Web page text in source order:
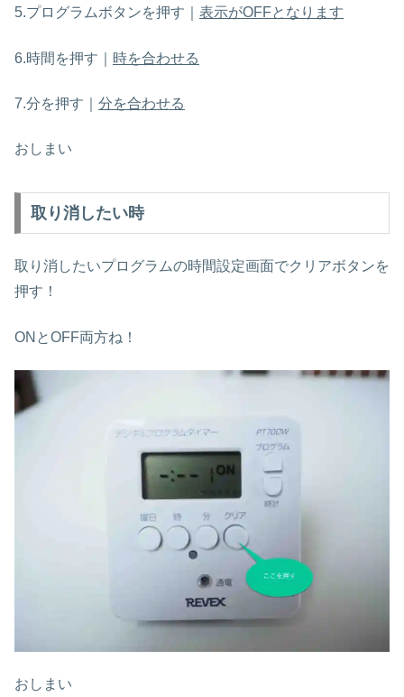
5.プログラムボタンを押す｜ 表示がOFFとなります
6.時間を押す｜ 時を合わせる
7.分を押す｜ 分を合わせる
おしまい
取り消したい時
取り消したいプログラムの時間設定画面でクリアボタンを
押す！
ONとOFF両方ね！
おしまい